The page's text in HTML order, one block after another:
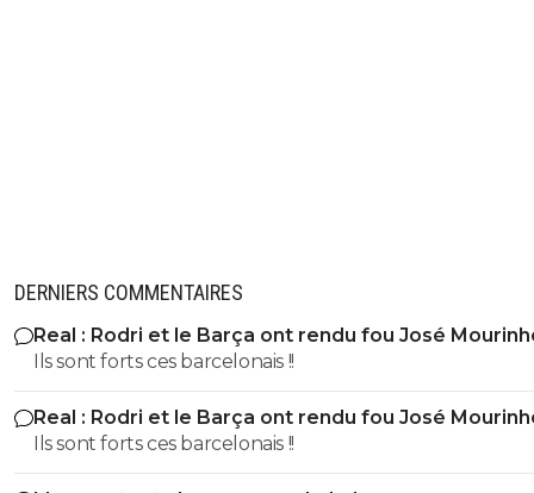
DERNIERS COMMENTAIRES
Real : Rodri et le Barça ont rendu fou José
Ils sont forts ces barcelonais !!
Real : Rodri et le Barça ont rendu fou José
Ils sont forts ces barcelonais !!